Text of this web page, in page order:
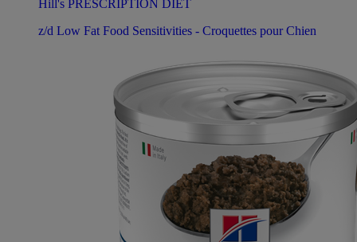
Hill's PRESCRIPTION DIET
z/d Low Fat Food Sensitivities - Croquettes pour Chien